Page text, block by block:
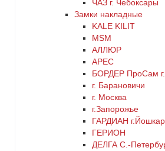
ЧАЗ г. Чебоксары
Замки накладные
KALE KILIT
MSM
АЛЛЮР
АРЕС
БОРДЕР ПроСам г.
г. Барановичи
г. Москва
г.Запорожье
ГАРДИАН
ГЕРИОН
ДЕЛГА С.-